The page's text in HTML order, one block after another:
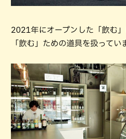
2021年にオープンした「飲む」
「飲む」ための道具を扱ってい